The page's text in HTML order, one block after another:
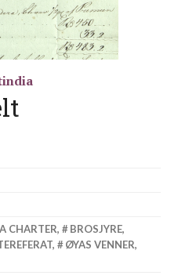
CHARTER, BROSJYRE,
, ØYAS VENNER,